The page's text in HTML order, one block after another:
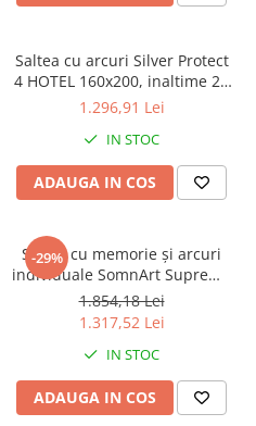
Saltea cu arcuri Silver Protect
4 HOTEL 160x200, inaltime 25
cm, ortopedica, duritate extra
1.296,91 Lei
IN STOC
ADAUGA IN COS
-29%
Saltea cu memorie și arcuri
individuale SomnArt Supreme
Pocket Multilayer 140x200,
înălțime 24 cm, husă
detașabilă, fermitate medie
1.854,18 Lei
1.317,52 Lei
IN STOC
ADAUGA IN COS